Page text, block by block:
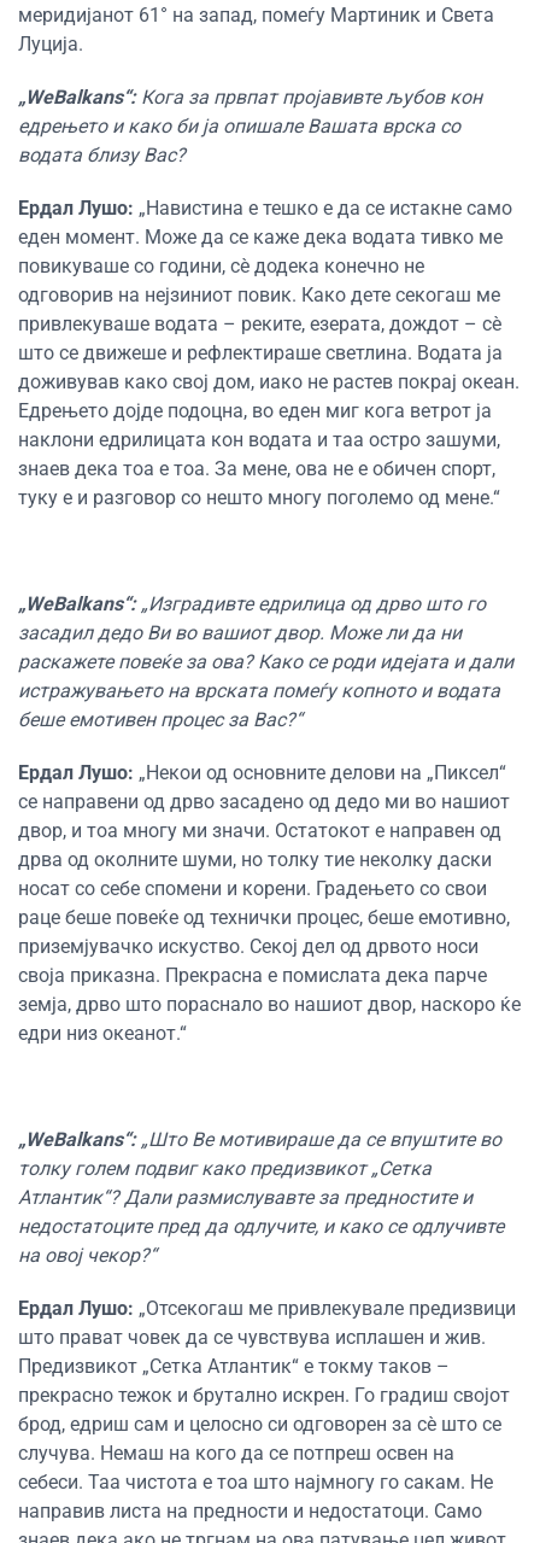
меридијанот 61° на запад, помеѓу Мартиник и Света
Луција.
„WeBalkans“:Кога за првпат пројавивте љубов кон
едрењето и како би ја опишале Вашата врска со
водата близу Вас?
Ердал Лушо: „Навистина е тешко е да се истакне само
еден момент. Може да се каже дека водата тивко ме
повикуваше со години, сè додека конечно не
одговорив на нејзиниот повик. Како дете секогаш ме
привлекуваше водата – реките, езерата, дождот – сè
што се движеше и рефлектираше светлина. Водата ја
доживував како свој дом, иако не растев покрај океан.
Едрењето дојде подоцна, во еден миг кога ветрот ја
наклони едрилицата кон водата и таа остро зашуми,
знаев дека тоа е тоа. За мене, ова не е обичен спорт,
туку е и разговор со нешто многу поголемо од мене.“
„WeBalkans“:„Изградивте едрилица од дрво што го
засадил дедо Ви во вашиот двор. Може ли да ни
раскажете повеќе за ова? Како се роди идејата и дали
истражувањето на врската помеѓу копното и водата
беше емотивен процес за Вас?“
Ердал Лушо: „Некои од основните делови на „Пиксел“
се направени од дрво засадено од дедо ми во нашиот
двор, и тоа многу ми значи. Остатокот е направен од
дрва од околните шуми, но толку тие неколку даски
носат со себе спомени и корени. Градењето со свои
раце беше повеќе од технички процес, беше емотивно,
приземјувачко искуство. Секој дел од дрвото носи
своја приказна. Прекрасна е помислата дека парче
земја, дрво што пораснало во нашиот двор, наскоро ќе
едри низ океанот.“
„WeBalkans“:„Што Ве мотивираше да се впуштите во
толку голем подвиг како предизвикот „Сетка
Атлантик“? Дали размислувавте за предностите и
недостатоците пред да одлучите, и како се одлучивте
на овој чекор?“
Ердал Лушо: „Отсекогаш ме привлекувале предизвици
што прават човек да се чувствува исплашен и жив.
Предизвикот „Сетка Атлантик“ е токму таков –
прекрасно тежок и брутално искрен. Го градиш својот
брод, едриш сам и целосно си одговорен за сè што се
случува. Немаш на кого да се потпреш освен на
себеси. Таа чистота е тоа што најмногу го сакам. Не
направив листа на предности и недостатоци. Само